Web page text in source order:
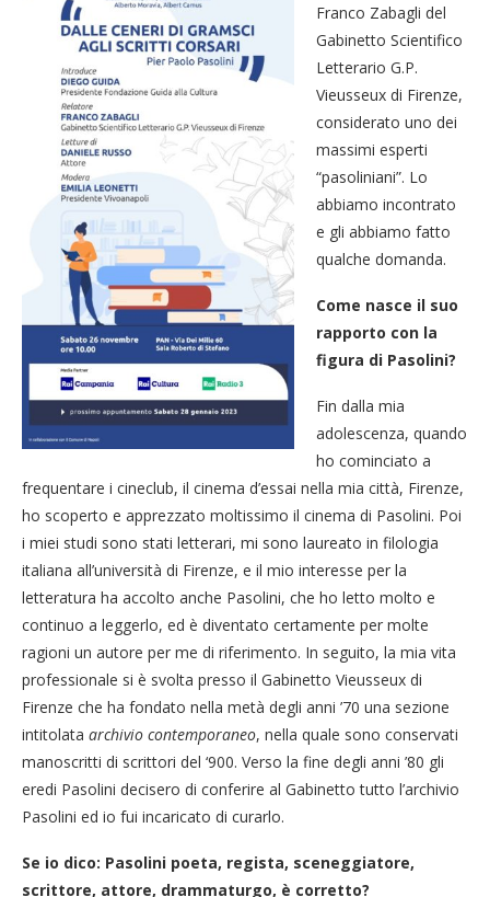
Franco Zabagli del
Gabinetto Scientifico
Letterario G.P.
Vieusseux di Firenze,
considerato uno dei
massimi esperti
“pasoliniani”. Lo
abbiamo incontrato
e gli abbiamo fatto
qualche domanda.
Come nasce il suo
rapporto con la
figura di Pasolini?
Fin dalla mia
adolescenza, quando
ho cominciato a
frequentare i cineclub, il cinema d’essai nella mia città, Firenze,
ho scoperto e apprezzato moltissimo il cinema di Pasolini. Poi
i miei studi sono stati letterari, mi sono laureato in filologia
italiana all’università di Firenze, e il mio interesse per la
letteratura ha accolto anche Pasolini, che ho letto molto e
continuo a leggerlo, ed è diventato certamente per molte
ragioni un autore per me di riferimento. In seguito, la mia vita
professionale si è svolta presso il Gabinetto Vieusseux di
Firenze che ha fondato nella metà degli anni ’70 una sezione
intitolata archivio contemporaneo, nella quale sono conservati
manoscritti di scrittori del ‘900. Verso la fine degli anni ’80 gli
eredi Pasolini decisero di conferire al Gabinetto tutto l’archivio
Pasolini ed io fui incaricato di curarlo.
Se io dico: Pasolini poeta, regista, sceneggiatore,
scrittore, attore, drammaturgo, è corretto?